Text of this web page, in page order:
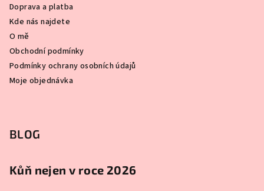
Doprava a platba
Kde nás najdete
O mě
Obchodní podmínky
Podmínky ochrany osobních údajů
Moje objednávka
BLOG
Kůň nejen v roce 2026